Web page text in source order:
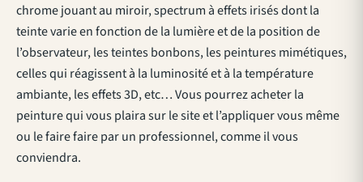
chrome jouant au miroir, spectrum à effets irisés dont la
teinte varie en fonction de la lumière et de la position de
l’observateur, les teintes bonbons, les peintures mimétiques,
celles qui réagissent à la luminosité et à la température
ambiante, les effets 3D, etc… Vous pourrez acheter la
peinture qui vous plaira sur le site et l’appliquer vous même
ou le faire faire par un professionnel, comme il vous
conviendra.